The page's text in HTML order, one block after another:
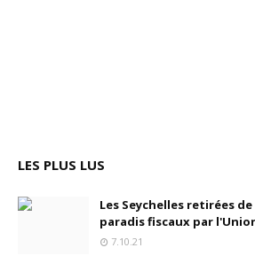
LES PLUS LUS
Les Seychelles retirées
paradis fiscaux par
7.10.21